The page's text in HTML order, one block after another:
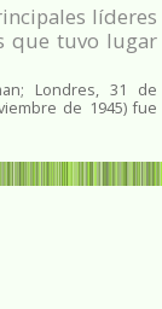
líderes
que tuvo lugar
Londres, 31 de
de 1945)​ fue